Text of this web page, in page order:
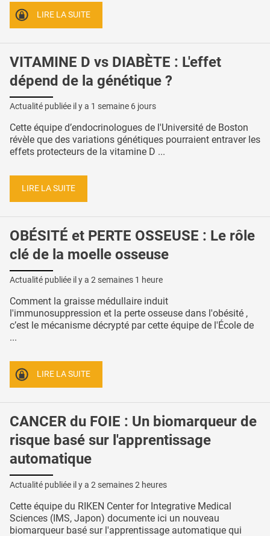
LIRE LA SUITE
VITAMINE D vs DIABÈTE : L'effet
dépend de la génétique ?
Actualité publiée il y a 1 semaine 6 jours
Cette équipe d’endocrinologues de l'Université de Boston
révèle que des variations génétiques pourraient entraver les
effets protecteurs de la vitamine D ...
LIRE LA SUITE
OBÉSITÉ et PERTE OSSEUSE : Le rôle
clé de la moelle osseuse
Actualité publiée il y a 2 semaines 1 heure
Comment la graisse médullaire induit
l'immunosuppression et la perte osseuse dans l'obésité ,
c’est le mécanisme décrypté par cette équipe de l'École de
...
LIRE LA SUITE
CANCER du FOIE : Un biomarqueur de
risque basé sur l'apprentissage
automatique
Actualité publiée il y a 2 semaines 2 heures
Cette équipe du RIKEN Center for Integrative Medical
Sciences (IMS, Japon) documente ici un nouveau
biomarqueur basé sur l'apprentissage automatique qui